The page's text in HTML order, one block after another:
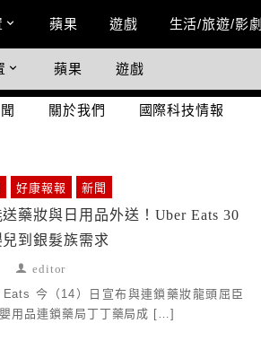
蘋果 遊戲 生活/旅遊/影劇
蘋果 遊戲
關於我們 國際科技情報
好康報報 新聞
藥妝與日用品外送！Uber Eats 30
到銀髮族需求
editor
Eats 今（14）日宣布與連鎖藥妝龍頭屈臣
用品連鎖藥局丁丁藥局成 […]